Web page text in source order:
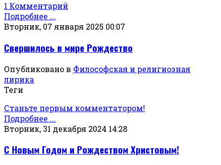
1 Комментарий
Подробнее ...
Вторник, 07 января 2025 00:07
Свершилось в мире Рождество
Опубликовано в Философская и религиозная
лирика
Теги
Станьте первым комментатором!
Подробнее ...
Вторник, 31 декабря 2024 14:28
С Новым Годом и Рождеством Христовым!